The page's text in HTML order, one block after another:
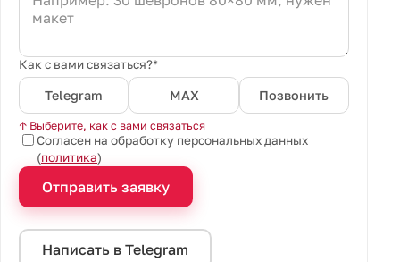
Как с вами связаться?*
Telegram MAX Позвонить
↑ Выберите, как с вами связаться
Согласен на обработку персональных данных
(политика)
Отправить заявку
Написать в Telegram